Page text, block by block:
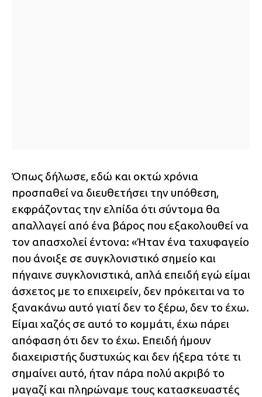
Όπως δήλωσε, εδώ και οκτώ χρόνια
προσπαθεί να διευθετήσει την υπόθεση,
εκφράζοντας την ελπίδα ότι σύντομα θα
απαλλαγεί από ένα βάρος που εξακολουθεί να
τον απασχολεί έντονα: «Ήταν ένα ταχυφαγείο
που άνοιξε σε συγκλονιστικό σημείο και
πήγαινε συγκλονιστικά, απλά επειδή εγώ είμαι
άσχετος με το επιχειρείν, δεν πρόκειται να το
ξανακάνω αυτό γιατί δεν το ξέρω, δεν το έχω.
Είμαι χαζός σε αυτό το κομμάτι, έχω πάρει
απόφαση ότι δεν το έχω. Επειδή ήμουν
διαχειριστής δυστυχώς και δεν ήξερα τότε τι
σημαίνει αυτό, ήταν πάρα πολύ ακριβό το
μαγαζί και πληρώναμε τους κατασκευαστές